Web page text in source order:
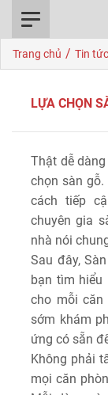
Trang chủ / Tin tức
LỰA CHỌN
Thật dễ
chọn sàn
cách tiếp
chuyên gia
nhà nói
Sau đây,
bạn tìm hiểu
cho mỗi căn
sớm khám
ứng có sẵn
Không phải
mọi căn